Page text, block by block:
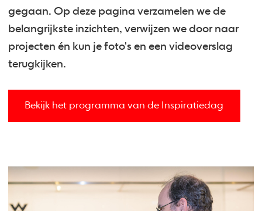
gegaan. Op deze pagina verzamelen we de
belangrijkste inzichten, verwijzen we door naar
projecten én kun je foto's en een videoverslag
terugkijken.
Bekijk het programma van de Inspiratiedag